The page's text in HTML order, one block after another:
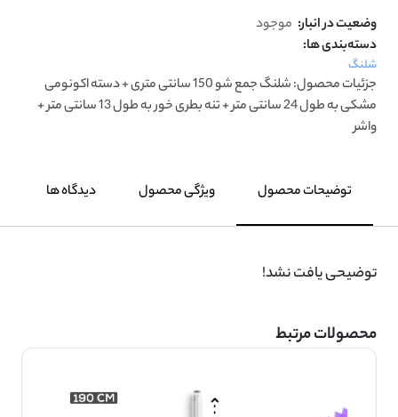
وضعیت در انبار: موجود
دسته‌بندی ها:
شلنگ
جزئیات محصول: شلنگ جمع شو 150 سانتی متری + دسته اکونومی
مشکی به طول 24 سانتی متر + تنه بطری خور به طول 13 سانتی متر +
واشر
توضیحات محصول ویژگی محصول دیدگاه ها
توضیحی یافت نشد!
محصولات مرتبط